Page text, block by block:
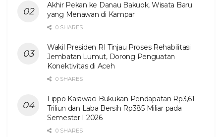
Akhir Pekan ke Danau Bakuok, Wisata Baru
yang Menawan di Kampar
0 SHARES
Wakil Presiden RI Tinjau Proses Rehabilitasi
Jembatan Lumut, Dorong Penguatan
Konektivitas di Aceh
0 SHARES
Lippo Karawaci Bukukan Pendapatan Rp3,61
Triliun dan Laba Bersih Rp385 Miliar pada
Semester I 2026
0 SHARES